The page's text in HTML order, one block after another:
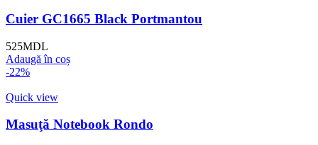
Cuier GC1665 Black Portmantou
525MDL
Adaugă în coș
-22%
Quick view
Masuţă Notebook Rondo